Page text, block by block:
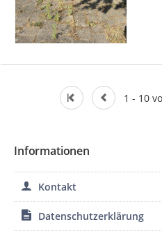
1 - 10
Informationen
Kontakt
Datenschutzerklärung